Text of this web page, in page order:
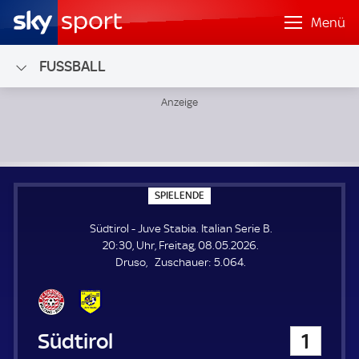
Menü
FUSSBALL
SPIELENDE
P
E
L
E
N
Südtirol - Juve Stabia. Italian Serie B.
20:30, Uhr, Freitag, 08.05.2026.
Druso
Zuschauer: Z
5.064.
Südtirol 1